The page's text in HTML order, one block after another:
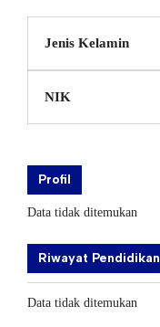
Jenis Kelamin
NIK
Profil
Data tidak ditemukan
Riwayat Pendidikan
Data tidak ditemukan